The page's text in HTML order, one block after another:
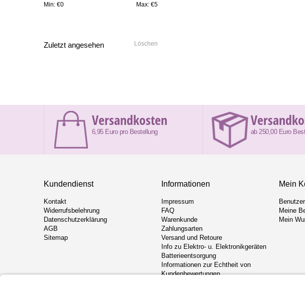
Min: €0 Max: €5
Zuletzt angesehen Löschen
Versandkosten
6,95 Euro pro Bestellung ab 250,00 Euro
Kundendienst
Kontakt
Widerrufsbelehrung
Datenschutzerklärung
AGB
Sitemap
Informationen
Impressum
FAQ
Warenkunde
Zahlungsarten
Versand und Retoure
Info zu Elektro- u. Elektronikgeräten
Batterieentsorgung
Informationen zur Echtheit von
Kundenbewertungen
Mein
Meine
Mein